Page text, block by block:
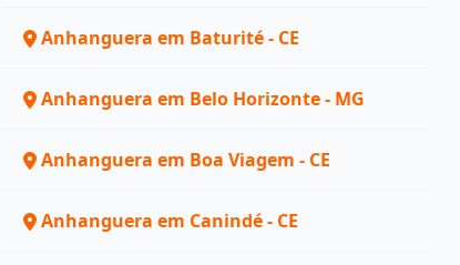
Anhanguera em Baturité - CE
Anhanguera em Belo Horizonte - MG
Anhanguera em Boa Viagem - CE
Anhanguera em Canindé - CE